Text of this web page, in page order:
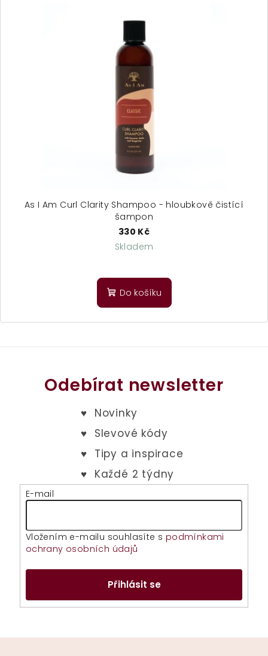
As I Am Curl Clarity Shampoo - hloubkově čistící
šampon
330 Kč
Skladem
hodnocení
produktu
z
Do košíku
Odebírat newsletter
E-mail
Vložením e-mailu souhlasíte s podmínkami
ochrany osobních údajů
Přihlásit se